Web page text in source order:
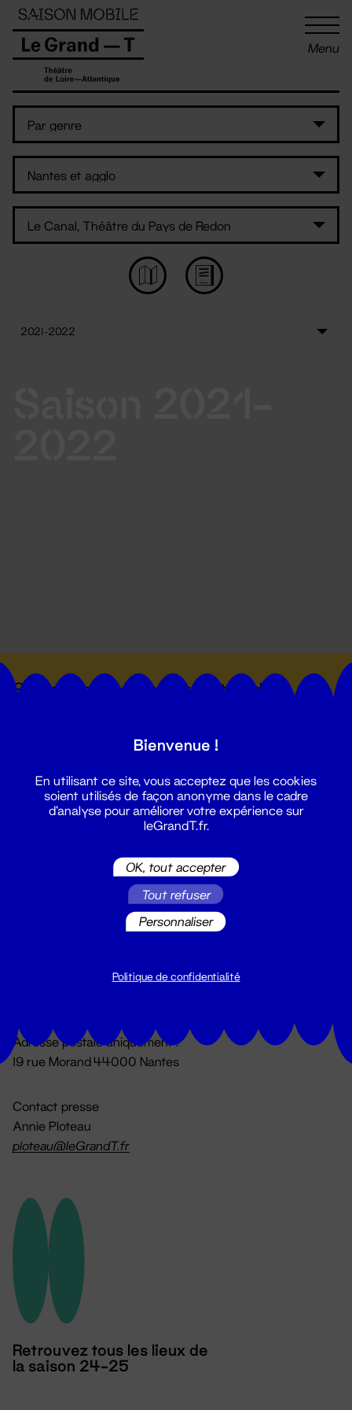
Menu
Suivez toutes les actualités du
Du lundi au vendredi 14h → 18h
Adresse postale uniquement :
19 rue Morand 44000 Nantes
Contact presse
Annie Ploteau
ploteau@leGrandT.fr
Retrouvez tous les lieux de
la saison 24-25
Panneau de gestion des cookies
Bienvenue !
En utilisant ce site, vous acceptez que les cookies
soient utilisés de façon anonyme dans le cadre
d'analyse pour améliorer votre expérience sur
leGrandT.fr.
OK, tout accepter
Tout refuser
Personnaliser
Politique de confidentialité